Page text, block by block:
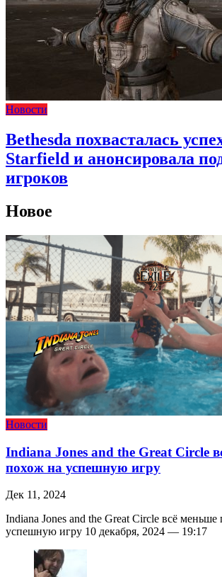
Новости
Bethesda похвасталась
Starfield и анонсировала
игроков
Новое
Новости
Indiana Jones and the Great Circle
похож на успешную игру
Дек 11, 2024
Indiana Jones and the Great Circle всё
успешную игру 10 декабря, 2024 — 19:17